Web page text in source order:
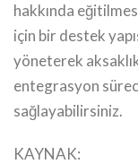
hakkında
için bir destek
yöneterek
entegrasyon
sağlayabilirsiniz.
KAYNAK: